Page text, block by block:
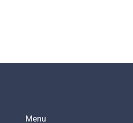
Menu